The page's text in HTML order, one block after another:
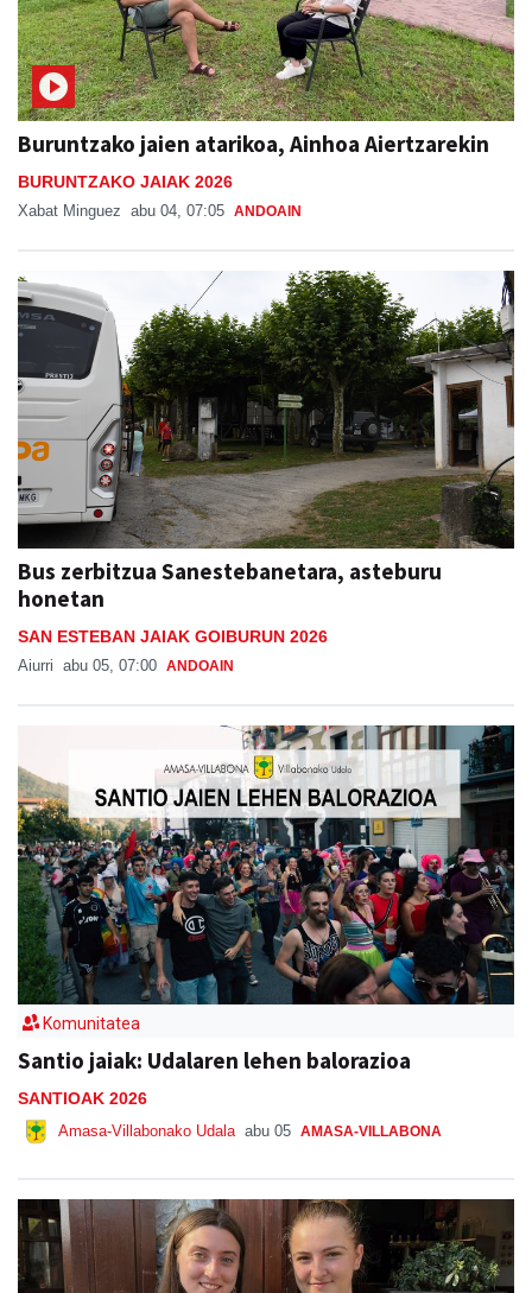
Buruntzako jaien atarikoa, Ainhoa Aiertzarekin
BURUNTZAKO JAIAK 2026
Xabat Minguez abu 04, 07:05 ANDOAIN
Bus zerbitzua Sanestebanetara, asteburu
honetan
SAN ESTEBAN JAIAK GOIBURUN 2026
Aiurri abu 05, 07:00 ANDOAIN
Komunitatea
Santio jaiak: Udalaren lehen balorazioa
SANTIOAK 2026
Amasa-Villabonako Udala abu 05 AMASA-VILLABONA